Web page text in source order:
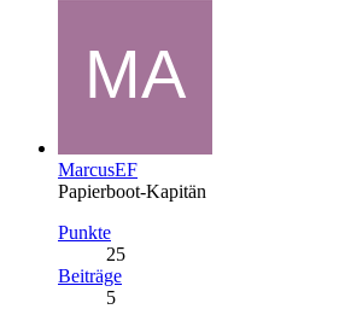
MarcusEF
Papierboot-Kapitän
Punkte
25
Beiträge
5